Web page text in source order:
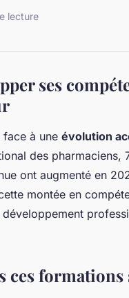
lecture
ses
à une évolution
des
ont augmenté en
montée en
formations